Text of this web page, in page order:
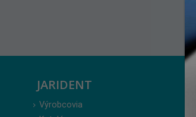
JARIDENT
Výrobcovia